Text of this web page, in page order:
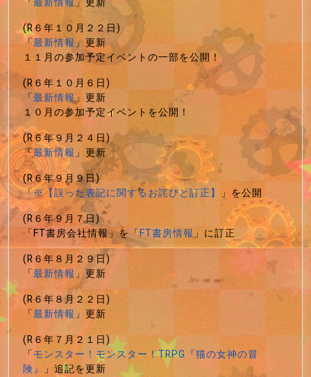
(R６年１０月２２日)
「最新情報」更新
１１月の参加予定イベントの一部を公開！
(R６年１０月６日)
「最新情報」更新
１０月の参加予定イベントを公開！
(R６年９月２４日)
「最新情報」更新
(R６年９月９日)
「※【誤った表記に関するお詫びと訂正】 」を公開
(R６年９月７日)
「FT書房会社情報」を「FT書房情報」に訂正
(R６年８月２９日)
「最新情報」更新
(R６年８月２２日)
「最新情報」更新
(R６年７月２１日)
「モンスター！モンスター！TRPG『猫の女神の冒
険』 」追記を更新